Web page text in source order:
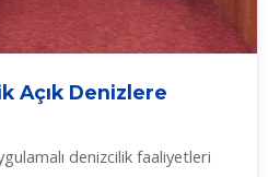
Açık Denizlere
denizcilik faaliyetleri